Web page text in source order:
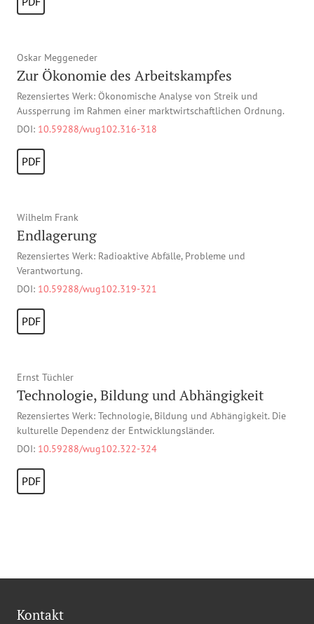
Oskar Meggeneder
Zur Ökonomie des Arbeitskampfes
Rezensiertes Werk: Ökonomische Analyse von Streik und
Aussperrung im Rahmen einer marktwirtschaftlichen Ordnung.
DOI: 10.59288/wug102.316-318
PDF
Wilhelm Frank
Endlagerung
Rezensiertes Werk: Radioaktive Abfälle, Probleme und
Verantwortung.
DOI: 10.59288/wug102.319-321
PDF
Ernst Tüchler
Technologie, Bildung und Abhängigkeit
Rezensiertes Werk: Technologie, Bildung und Abhängigkeit. Die
kulturelle Dependenz der Entwicklungsländer.
DOI: 10.59288/wug102.322-324
PDF
Kontakt